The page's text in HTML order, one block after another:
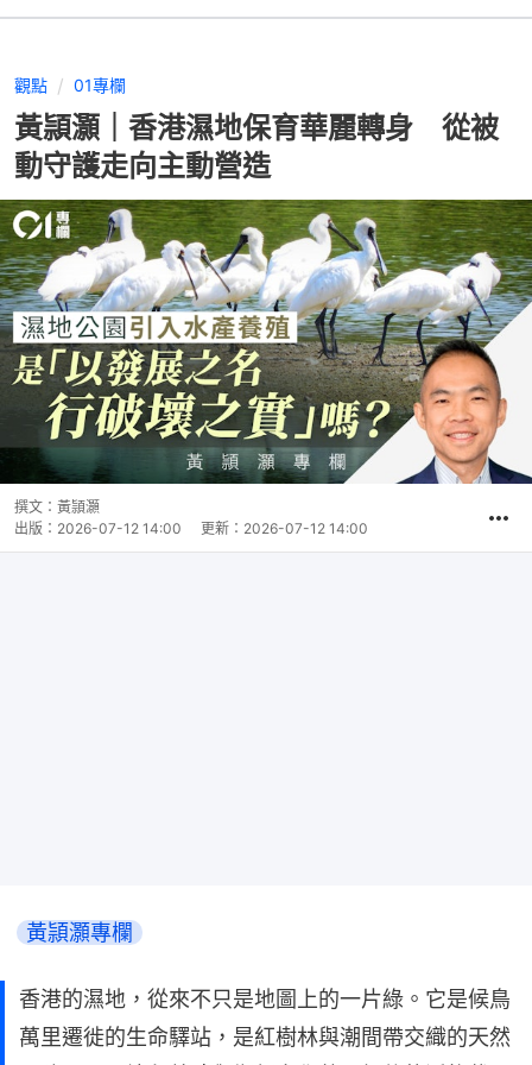
觀點 01專欄
黃頴灝｜香港濕地保育華麗轉身 從被
動守護走向主動營造
撰文： 黃頴灝
出版： 2026-07-12 14:00 更新： 2026-07-12 14:00
黃頴灝專欄
香港的濕地，從來不只是地圖上的一片綠。它是候鳥
萬里遷徙的生命驛站，是紅樹林與潮間帶交織的天然